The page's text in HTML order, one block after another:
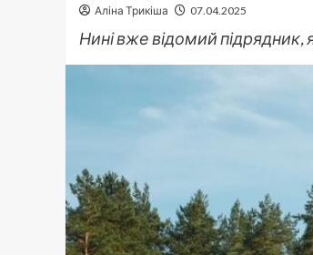
Аліна Трикіша 07.04.2025
Нині вже відомий